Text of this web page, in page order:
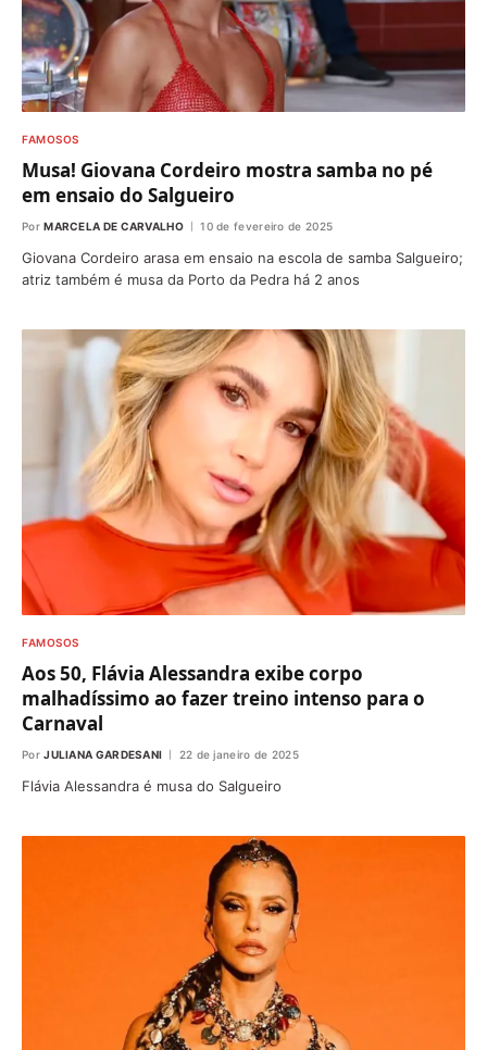
FAMOSOS
Musa! Giovana Cordeiro mostra samba no pé
em ensaio do Salgueiro
Por MARCELA DE CARVALHO 10 de fevereiro de 2025
Giovana Cordeiro arasa em ensaio na escola de samba Salgueiro;
atriz também é musa da Porto da Pedra há 2 anos
FAMOSOS
Aos 50, Flávia Alessandra exibe corpo
malhadíssimo ao fazer treino intenso para o
Carnaval
Por JULIANA GARDESANI 22 de janeiro de 2025
Flávia Alessandra é musa do Salgueiro